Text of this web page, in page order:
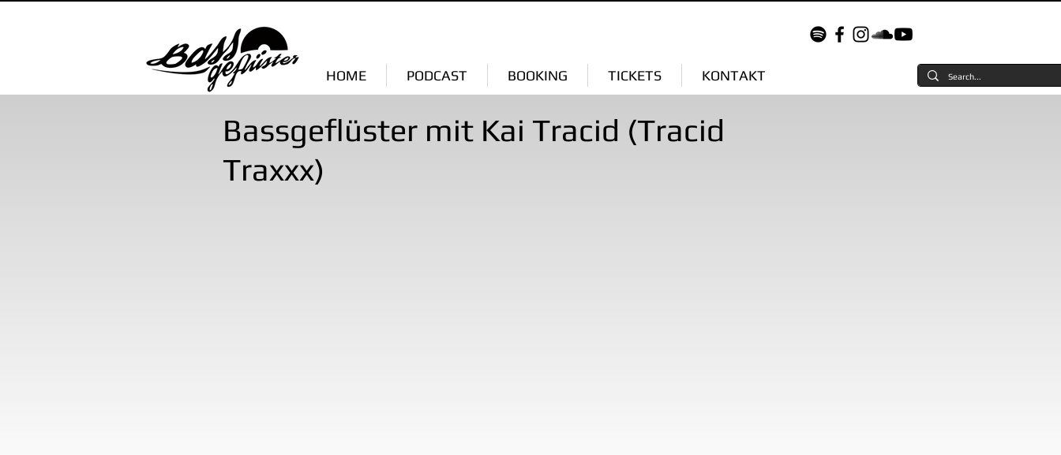
HOME PODCAST BOOKING TICKETS KONTAKT
Bassgeflüster mit Kai Tracid (Tracid
Traxxx)